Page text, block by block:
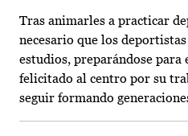
Tras animarles a practicar
necesario que los
estudios, preparándose
felicitado al centro por su
seguir formando